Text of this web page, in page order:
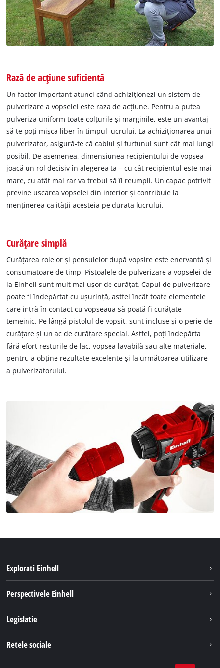
Rază de acțiune suficientă
Un factor important atunci când achiziționezi un sistem de
pulverizare a vopselei este raza de acțiune. Pentru a putea
pulveriza uniform toate colțurile și marginile, este un avantaj
să te poți mișca liber în timpul lucrului. La achiziționarea unui
pulverizator, asigură-te că cablul și furtunul sunt cât mai lungi
posibil. De asemenea, dimensiunea recipientului de vopsea
joacă un rol decisiv în alegerea ta – cu cât recipientul este mai
mare, cu atât mai rar va trebui să îl reumpli. Un capac potrivit
previne uscarea vopselei din interior și contribuie la
menținerea calității acesteia pe durata lucrului.
Curățare simplă
Curățarea rolelor și pensulelor după vopsire este enervantă și
consumatoare de timp. Pistoalele de pulverizare a vopselei de
la Einhell sunt mult mai ușor de curățat. Capul de pulverizare
poate fi îndepărtat cu ușurință, astfel încât toate elementele
care intră în contact cu vopseaua să poată fi curățate
temeinic. Pe lângă pistolul de vopsit, sunt incluse și o perie de
curățare și un ac de curățare special. Astfel, poți îndepărta
fără efort resturile de lac, vopsea lavabilă sau alte materiale,
pentru a obține rezultate excelente și la următoarea utilizare
a pulverizatorului.
Explorati Einhell
Sistemul de acumulatori
Perspectivele Einhell
Einhell in lume
Legislatie
Retele sociale